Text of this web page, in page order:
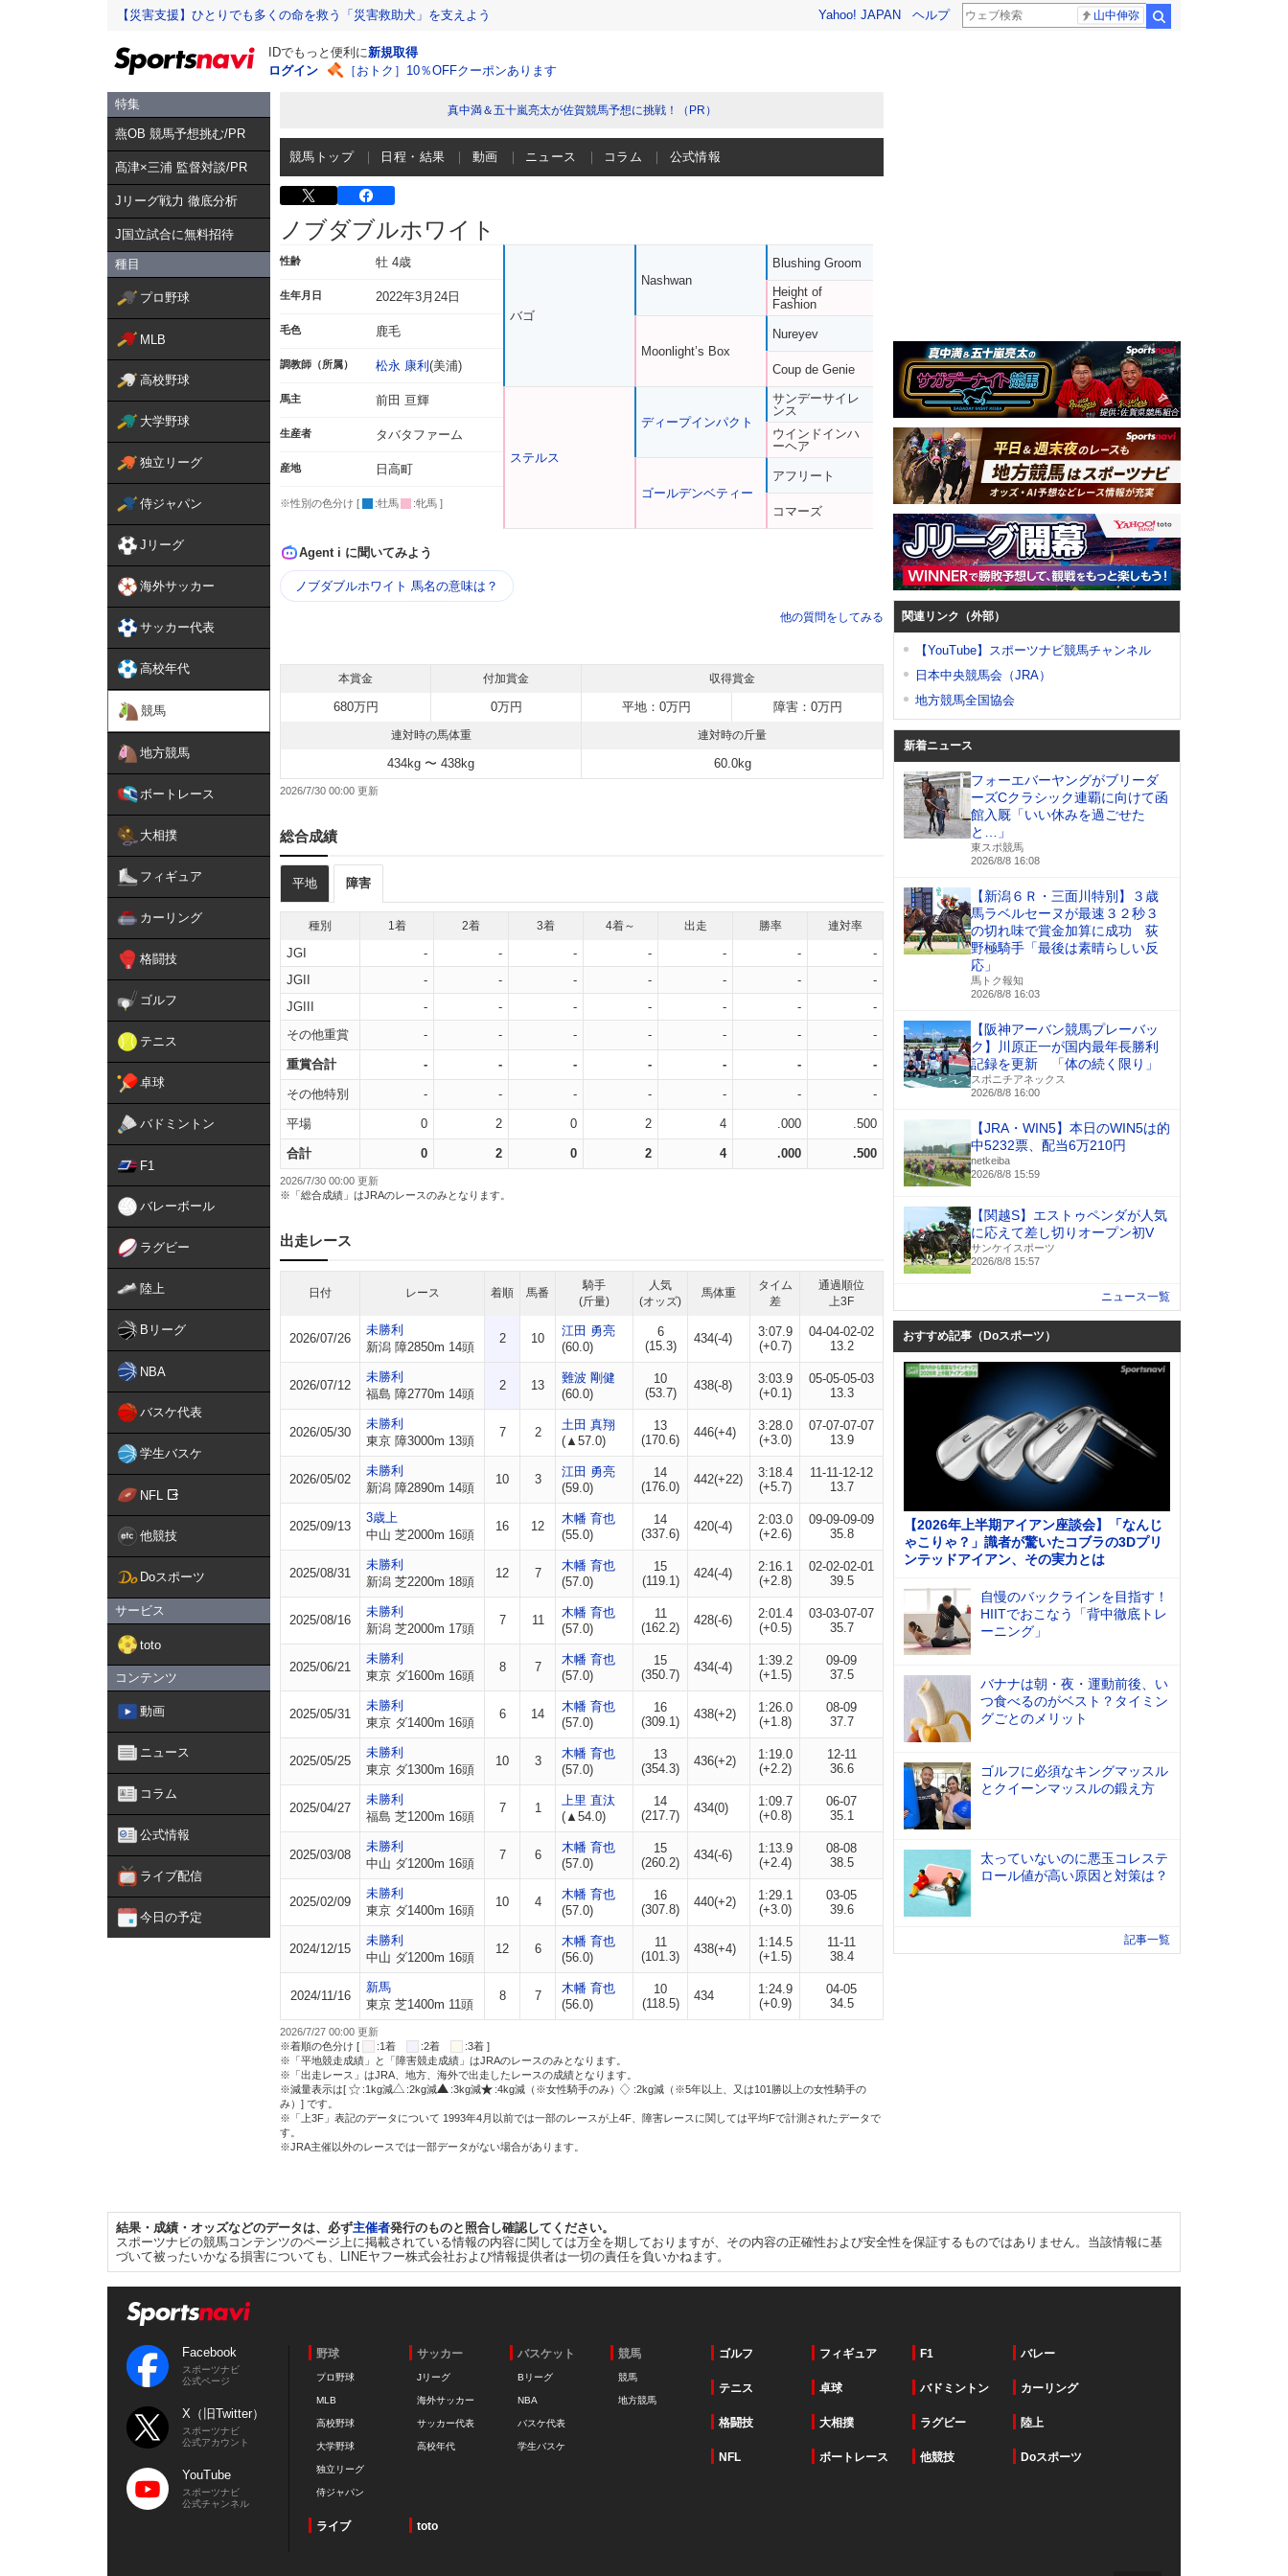
【災害支援】ひとりでも多くの命を救う「災害救助犬」を支えよう Yahoo! JAPAN ヘルプ 山中伸弥
IDでもっと便利に新規取得
ログイン
［おトク］10％OFFクーポンあります
特集
燕OB 競馬予想挑む/PR
髙津×三浦 監督対談/PR
Jリーグ戦力 徹底分析
J国立試合に無料招待
種目
プロ野球
MLB
高校野球
大学野球
独立リーグ
侍ジャパン
Jリーグ
海外サッカー
サッカー代表
高校年代
競馬
地方競馬
ボートレース
大相撲
フィギュア
カーリング
格闘技
ゴルフ
テニス
卓球
バドミントン
F1
バレーボール
ラグビー
陸上
Bリーグ
NBA
バスケ代表
学生バスケ
NFL
他競技
Doスポーツ
サービス
toto
コンテンツ
動画
ニュース
コラム
公式情報
ライブ配信
今日の予定
真中満＆五十嵐亮太が佐賀競馬予想に挑戦！（PR）
競馬トップ 日程・結果 動画 ニュース コラム 公式情報
ノブダブルホワイト
性齢 牡 4歳
生年月日 2022年3月24日
毛色 鹿毛
調教師（所属） 松永 康利 (美浦)
馬主 前田 亘輝
生産者 タバタファーム
産地 日高町
※性別の色分け [ :牡馬 :牝馬 ]
バゴ
ステルス
Nashwan
Moonlight’s Box
ディープインパクト
ゴールデンベティー
Blushing Groom
Height of
Fashion
Nureyev
Coup de Genie
サンデーサイレ
ンス
ウインドインハ
ーヘア
アフリート
コマーズ
Agent i に聞いてみよう
ノブダブルホワイト 馬名の意味は？
他の質問をしてみる
本賞金 付加賞金 収得賞金
680万円 0万円 平地：0万円 障害：0万円
連対時の馬体重 連対時の斤量
434kg 〜 438kg 60.0kg
2026/7/30 00:00
総合成績
平地 障害
種別 1着 2着 3着 4着～ 出走 勝率 連対率
JGI - - - - - -
-
JGII
- - - - - -
-
JGIII
- - - - - -
-
その他重賞
- - - - - - -
重賞合計 - - - - - - -
その他特別 - - - - - - -
平場 0 2 0 2 4 .000 .500
合計 0 2 0 2 4 .000 .500
2026/7/30 00:00 更新
※「総合成績」はJRAのレースのみとなります。
出走レース
日付 レース 着順 馬番
騎手
(斤量)
人気
(オッズ)
馬体重
タイム
差
通過順位
上3F
2026/07/26
未勝利
新潟 障2850m 14頭
2 10
江田 勇亮
(60.0)
6
(15.3)
434(-4)
3:07.9
(+0.7)
04-04-02-02
13.2
2026/07/12
未勝利
福島 障2770m 14頭
2 13
難波 剛健
(60.0)
10
(53.7)
438(-8)
3:03.9
(+0.1)
05-05-05-03
13.3
2026/05/30
未勝利
東京 障3000m 13頭
7 2
土田 真翔
(▲57.0)
13
(170.6)
446(+4)
3:28.0
(+3.0)
07-07-07-07
13.9
2026/05/02
未勝利
新潟 障2890m 14頭
10 3
江田 勇亮
(59.0)
14
(176.0)
442(+22)
3:18.4
(+5.7)
11-11-12-12
13.7
2025/09/13
3歳上
中山 芝2000m 16頭
16 12
木幡 育也
(55.0)
14
(337.6)
420(-4)
2:03.0
(+2.6)
09-09-09-09
35.8
2025/08/31
未勝利
新潟 芝2200m 18頭
12 7
木幡 育也
(57.0)
15
(119.1)
424(-4)
2:16.1
(+2.8)
02-02-02-01
39.5
2025/08/16
未勝利
新潟 芝2000m 17頭
7 11
木幡 育也
(57.0)
11
(162.2)
428(-6)
2:01.4
(+0.5)
03-03-07-07
35.7
2025/06/21
未勝利
東京 ダ1600m 16頭
8 7
木幡 育也
(57.0)
15
(350.7)
434(-4)
1:39.2
(+1.5)
09-09
37.5
2025/05/31
未勝利
東京 ダ1400m 16頭
6 14
木幡 育也
(57.0)
16
(309.1)
438(+2)
1:26.0
(+1.8)
08-09
37.7
2025/05/25
未勝利
東京 ダ1300m 16頭
10 3
木幡 育也
(57.0)
13
(354.3)
436(+2)
1:19.0
(+2.2)
12-11
36.6
2025/04/27
未勝利
福島 芝1200m 16頭
7 1
上里 直汰
(▲54.0)
14
(217.7)
434(0)
1:09.7
(+0.8)
06-07
35.1
2025/03/08
未勝利
中山 ダ1200m 16頭
7 6
木幡 育也
(57.0)
15
(260.2)
434(-6)
1:13.9
(+2.4)
08-08
38.5
2025/02/09
未勝利
東京 ダ1400m 16頭
10 4
木幡 育也
(57.0)
16
(307.8)
440(+2)
1:29.1
(+3.0)
03-05
39.6
2024/12/15
未勝利
中山 ダ1200m 16頭
12 6
木幡 育也
(56.0)
11
(101.3)
438(+4)
1:14.5
(+1.5)
11-11
38.4
2024/11/16
新馬
東京 芝1400m 11頭
8 7
木幡 育也
(56.0)
10
(118.5)
434
1:24.9
(+0.9)
04-05
34.5
2026/7/27 00:00 更新
※着順の色分け [
:1着 :2着
:3着 ]
※「平地競走成績」と「障害競走成績」はJRAのレースのみとなります。
※「出走レース」はJRA、地方、海外で出走したレースの成績となります。
※減量表示は[
:1kg減 :2kg減 :3kg減 :4kg減（※女性騎手のみ）
:2kg減（※5年以上、又は101勝以上の女性騎手の
み）] です。
※「上3F」表記のデータについて 1993年4月以前では一部のレースが上4F、障害レースに関しては平均Fで計測されたデータで
す。
※JRA主催以外のレースでは一部データがない場合があります。
関連リンク（外部）
【YouTube】スポーツナビ競馬チャンネル
日本中央競馬会（JRA）
地方競馬全国協会
新着ニュース
フォーエバーヤングがブリーダ
ーズCクラシック連覇に向けて函
館入厩「いい休みを過ごせた
と…」
東スポ競馬
2026/8/8 16:08
【新潟６Ｒ・三面川特別】３歳
馬ラベルセーヌが最速３２秒３
の切れ味で賞金加算に成功 荻
野極騎手「最後は素晴らしい反
応」
馬トク報知
2026/8/8 16:03
【阪神アーバン競馬プレーバッ
ク】川原正一が国内最年長勝利
記録を更新 「体の続く限り」
スポニチアネックス
2026/8/8 16:00
【JRA・WIN5】本日のWIN5は的
中5232票、配当6万210円
netkeiba
2026/8/8 15:59
【関越S】エストゥペンダが人気
に応えて差し切りオープン初V
サンケイスポーツ
2026/8/8 15:57
ニュース一覧
おすすめ記事（Doスポーツ）
【2026年上半期アイアン座談会】「なんじ
ゃこりゃ？」識者が驚いたコブラの3Dプリ
ンテッドアイアン、その実力とは
自慢のバックラインを目指す！
HIITでおこなう「背中徹底トレ
ーニング」
バナナは朝・夜・運動前後、い
つ食べるのがベスト？タイミン
グごとのメリット
ゴルフに必須なキングマッスル
とクイーンマッスルの鍛え方
太っていないのに悪玉コレステ
ロール値が高い原因と対策は？
記事一覧
結果・成績・オッズなどのデータは、必ず主催者発行のものと照合し確認してください。
スポーツナビの競馬コンテンツのページ上に掲載されている情報の内容に関しては万全を期しておりますが、その内容の正確性および安全性を保証するものではありません。当該情報に基
づいて被ったいかなる損害についても、LINEヤフー株式会社および情報提供者は一切の責任を負いかねます。
Facebook
スポーツナビ
公式ページ
X（旧Twitter）
スポーツナビ
公式アカウント
YouTube
スポーツナビ
公式チャンネル
野球
プロ野球
MLB
高校野球
大学野球
独立リーグ
侍ジャパン
サッカー
Jリーグ
海外サッカー
サッカー代表
高校年代
バスケット
Bリーグ
NBA
バスケ代表
学生バスケ
競馬
競馬
地方競馬
ゴルフ フィギュア F1 バレー
テニス 卓球 バドミントン カーリング
格闘技 大相撲 ラグビー 陸上
NFL ボートレース 他競技 Doスポーツ
ライブ toto